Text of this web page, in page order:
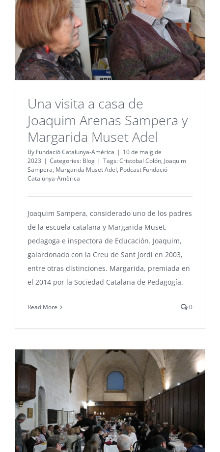
Una visita a casa de
Joaquim Arenas Sampera y
Margarida Muset Adel
By Fundació Catalunya-Amèrica | 10 de maig de
2023 | Categories: Blog | Tags:Cristobal Colón, Joaquim
Sampera, Margarida Muset Adel, Podcast Fundació
Catalunya-Amèrica
Joaquim Sampera, considerado uno de los padres
de la escuela catalana y Margarida Muset,
pedagoga e inspectora de Educación. Joaquim,
galardonado con la Creu de Sant Jordi en 2003,
entre otras distinciones. Margarida, premiada en
el 2014 por la Sociedad Catalana de Pedagogía.
Read More 0